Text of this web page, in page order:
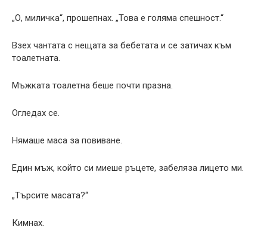
„О, миличка“, прошепнах. „Това е голяма спешност.“
Взех чантата с нещата за бебетата и се затичах към
тоалетната.
Мъжката тоалетна беше почти празна.
Огледах се.
Нямаше маса за повиване.
Един мъж, който си миеше ръцете, забеляза лицето ми.
„Търсите масата?“
Кимнах.